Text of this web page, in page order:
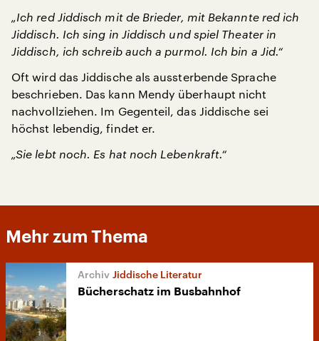
„Ich red Jiddisch mit de Brieder, mit Bekannte red ich
Jiddisch. Ich sing in Jiddisch und spiel Theater in
Jiddisch, ich schreib auch a purmol. Ich bin a Jid.“
Oft wird das Jiddische als aussterbende Sprache
beschrieben. Das kann Mendy überhaupt nicht
nachvollziehen. Im Gegenteil, das Jiddische sei
höchst lebendig, findet er.
„Sie lebt noch. Es hat noch Lebenkraft.“
Mehr zum Thema
Jiddische Literatur
Bücherschatz im Busbahnhof